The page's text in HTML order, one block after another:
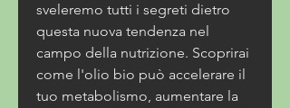
sveleremo tutti i segreti dietro
questa nuova tendenza nel
campo della nutrizione. Scoprirai
come l'olio bio può accelerare il
tuo metabolismo, aumentare la